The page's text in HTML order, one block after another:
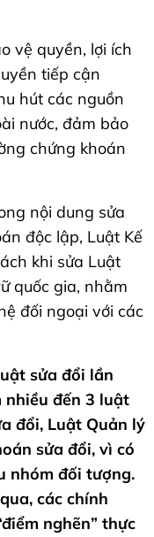
vệ quyền, lợi ích
tiếp cận
hút các nguồn
nước, đảm bảo
chứng khoán
nội dung sửa
độc lập, Luật Kế
khi sửa Luật
quốc gia, nhằm
đối ngoại với các
sửa đổi lần
nhiều đến 3 luật
đổi, Luật Quản lý
sửa đổi, vì có
nhóm đối tượng.
các chính
nghẽn” thực